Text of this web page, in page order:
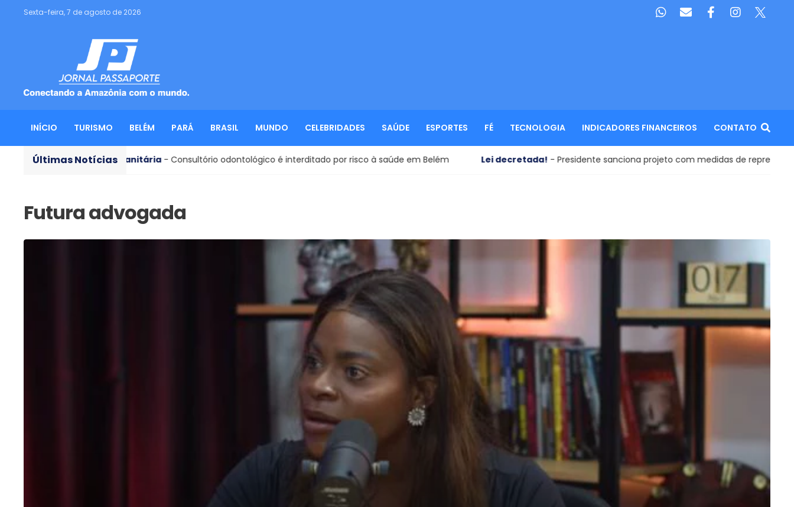
Sexta-feira, 7 de agosto de 2026
INÍCIO TURISMO BELÉM PARÁ BRASIL MUNDO CELEBRIDADES SAÚDE ESPORTES FÉ TECNOLOGIA INDICADORES FINANCEIROS CONTATO
Últimas Notícias
Vigilância Sanitária- Consultório odontológico é interditado por risco à saúde em Belém Lei decretada!- Presidente sanciona projeto com medidas de repressão à violência